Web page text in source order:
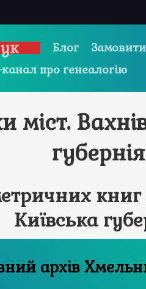
Блог
про генеалогію
міст.
губернія
книг
Київська
Державний